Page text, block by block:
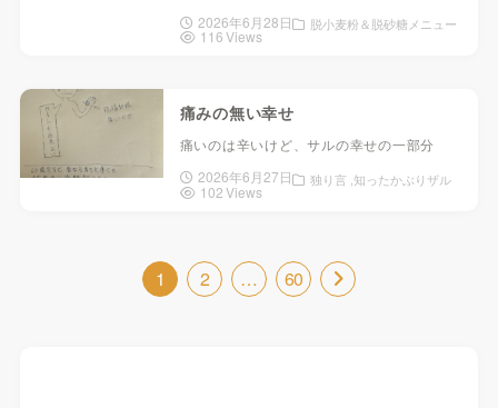
2026年6月28日
脱小麦粉＆脱砂糖メニュー
116 Views
痛みの無い幸せ
痛いのは辛いけど、サルの幸せの一部分
2026年6月27日
独り言 知ったかぶりザル
102 Views
1 2 … 60